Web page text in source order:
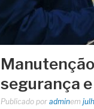
segurança
Publicado por adminem